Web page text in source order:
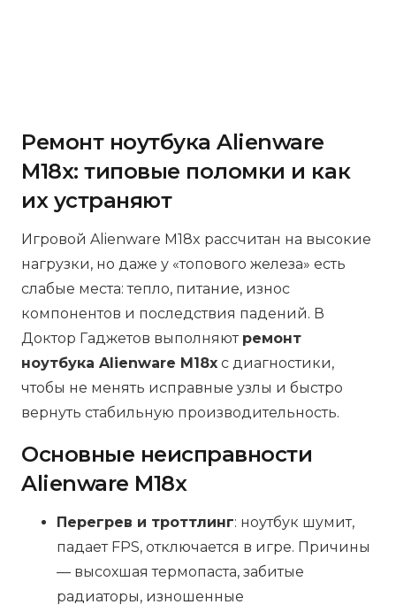
Ремонт ноутбука Alienware
M18x: типовые поломки и как
их устраняют
Игровой Alienware M18x рассчитан на высокие
нагрузки, но даже у «топового железа» есть
слабые места: тепло, питание, износ
компонентов и последствия падений. В
Доктор Гаджетов выполняют ремонт
ноутбука Alienware M18x с диагностики,
чтобы не менять исправные узлы и быстро
вернуть стабильную производительность.
Основные неисправности
Alienware M18x
Перегрев и троттлинг: ноутбук шумит,
падает FPS, отключается в игре. Причины
— высохшая термопаста, забитые
радиаторы, изношенные